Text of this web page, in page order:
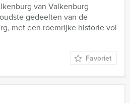
van Valkenburg
gedeelten van de
met een roemrijke historie vol
Favoriet